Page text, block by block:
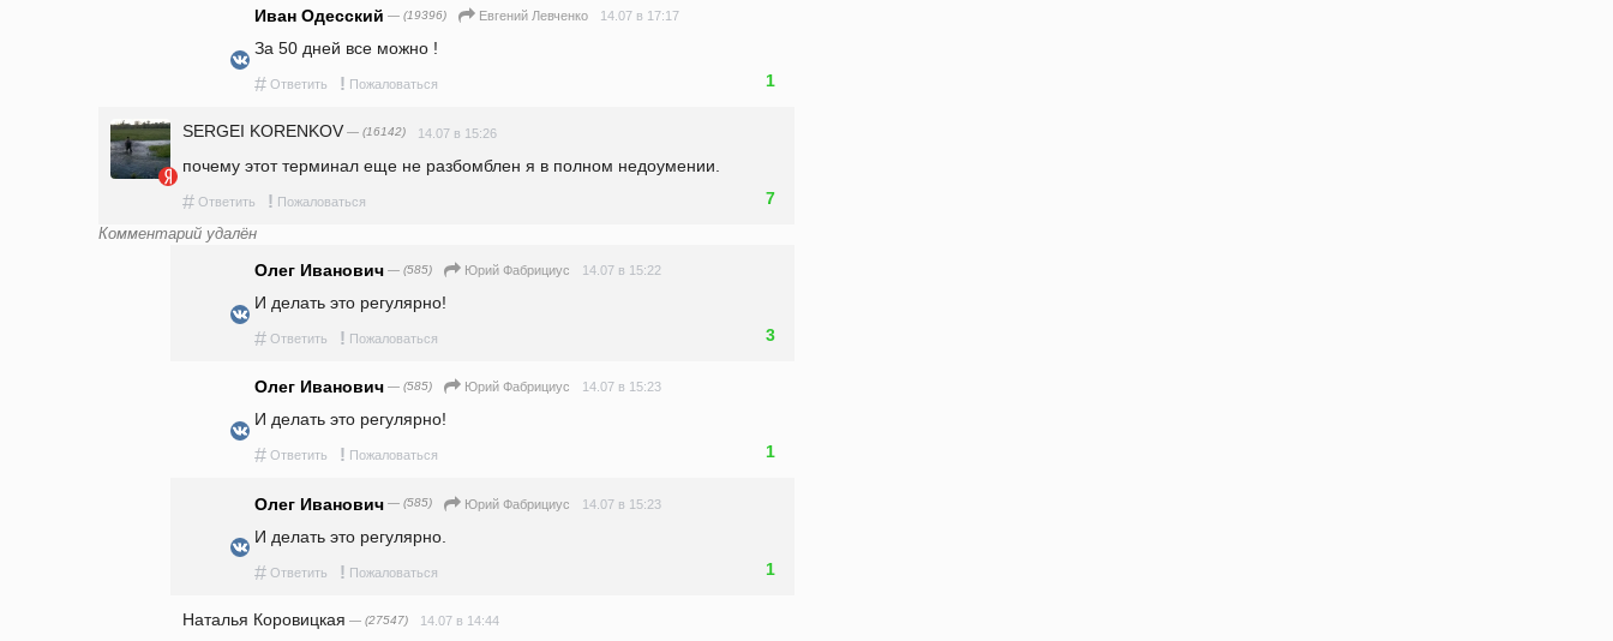
Иван Одесский — (19396) Евгений Левченко 14.07 в 17:17
За 50 дней все можно !
# Ответить ! Пожаловаться 1
SERGEI KORENKOV — (16142) 14.07 в 15:26
почему этот терминал еще не разбомблен я в полном недоумении.
# Ответить ! Пожаловаться 7
Комментарий удалён
Олег Иванович — (585) Юрий Фабрициус 14.07 в 15:22
И делать это регулярно!
# Ответить ! Пожаловаться 3
Олег Иванович — (585) Юрий Фабрициус 14.07 в 15:23
И делать это регулярно!
# Ответить ! Пожаловаться 1
Олег Иванович — (585) Юрий Фабрициус 14.07 в 15:23
И делать это регулярно.
# Ответить ! Пожаловаться 1
Наталья Коровицкая — (27547) 14.07 в 14:44